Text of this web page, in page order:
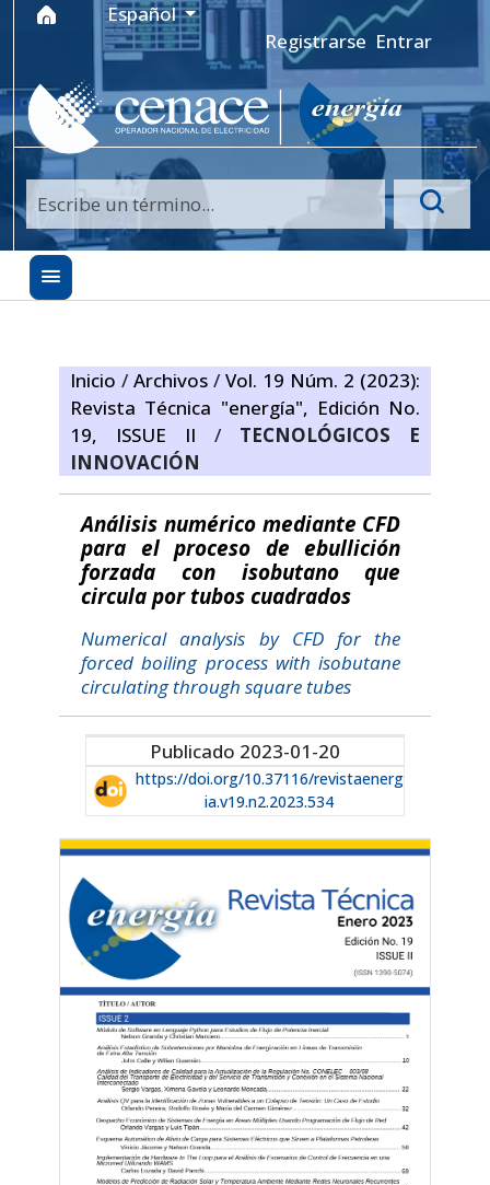
Ir al menú de navegación principal
Ir al contenido principal
Ir al pie de página del sitio
Idioma
Español
Registrarse Entrar
Inicio / Archivos / Vol. 19 Núm. 2 (2023):
Revista Técnica "energía", Edición No.
19, ISSUE II /
TECNOLÓGICOS E
INNOVACIÓN
Análisis numérico mediante CFD
para el proceso de ebullición
forzada con isobutano que
circula por tubos cuadrados
Numerical analysis by CFD for the
forced boiling process with isobutane
circulating through square tubes
Publicado 2023-01-20
https://doi.org/10.37116/revistaenerg
ia.v19.n2.2023.534